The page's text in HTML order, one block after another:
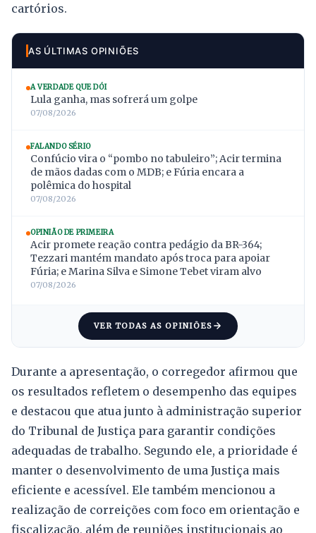
cartórios.
AS ÚLTIMAS OPINIÕES
A VERDADE QUE DÓI
Lula ganha, mas sofrerá um golpe
07/08/2026
FALANDO SÉRIO
Confúcio vira o “pombo no tabuleiro”; Acir termina
de mãos dadas com o MDB; e Fúria encara a
polêmica do hospital
07/08/2026
OPINIÃO DE PRIMEIRA
Acir promete reação contra pedágio da BR-364;
Tezzari mantém mandato após troca para apoiar
Fúria; e Marina Silva e Simone Tebet viram alvo
07/08/2026
VER TODAS AS OPINIÕES
Durante a apresentação, o corregedor afirmou que
os resultados refletem o desempenho das equipes
e destacou que atua junto à administração superior
do Tribunal de Justiça para garantir condições
adequadas de trabalho. Segundo ele, a prioridade é
manter o desenvolvimento de uma Justiça mais
eficiente e acessível. Ele também mencionou a
realização de correições com foco em orientação e
fiscalização, além de reuniões institucionais ao